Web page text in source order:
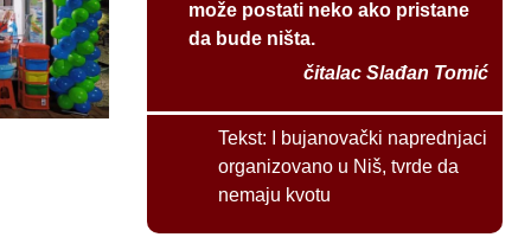
može postati neko ako pristane
da bude ništa.
čitalac Slađan Tomić
Tekst:
I bujanovački naprednjaci
organizovano u Niš, tvrde da
nemaju kvotu